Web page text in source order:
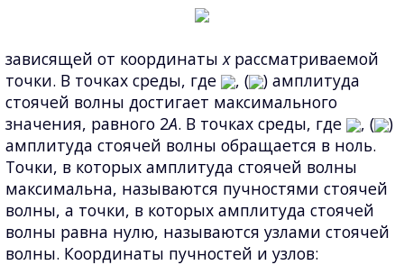
зависящей от координатыxрассматриваемой
точки. В точках среды, где
, (
) амплитуда
стоячей волны достигает максимального
значения, равного 2А. В точках среды, где , (
)
амплитуда стоячей волны обращается в ноль.
Точки, в которых амплитуда стоячей волны
максимальна, называются пучностями стоячей
волны, а точки, в которых амплитуда стоячей
волны равна нулю, называются узлами стоячей
волны. Координаты пучностей и узлов: